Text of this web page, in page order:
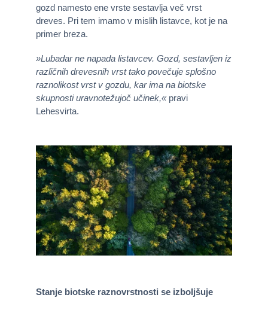
gozd namesto ene vrste sestavlja več vrst
dreves. Pri tem imamo v mislih listavce, kot je na
primer breza.
»Lubadar ne napada listavcev. Gozd, sestavljen iz
različnih drevesnih vrst tako povečuje splošno
raznolikost vrst v gozdu, kar ima na biotske
skupnosti uravnotežujoč učinek,« pravi
Lehesvirta.
Stanje biotske raznovrstnosti se izboljšuje